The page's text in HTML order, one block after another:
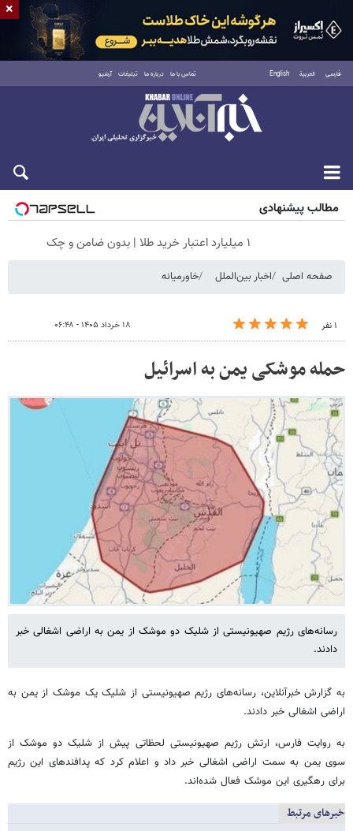
فارسی العربية English تماس با ما درباره ما تبلیغات آرشیو
جمعه ۱۶ مرداد ۱۴۰۵
مطالب پیشنهادی
۱ میلیارد اعتبار خرید طلا | بدون ضامن و چک
صفحه اصلی اخبار بین‌الملل خاورمیانه
۱ نفر ۱۸ خرداد ۱۴۰۵ - ۰۶:۴۸
حمله موشکی یمن به اسرائیل
رسانه‌های رژیم صهیونیستی از شلیک دو موشک از یمن به اراضی اشغالی خبر
دادند.
به گزارش خبرآنلاین، رسانه‌های رژیم صهیونیستی از شلیک یک موشک از یمن به
اراضی اشغالی خبر دادند.
به روایت فارس، ارتش رژیم صهیونیستی لحظاتی پیش از شلیک دو موشک از
سوی یمن به سمت اراضی اشغالی خبر داد و اعلام کرد که پدافندهای این رژیم
برای رهگیری این موشک فعال شده‌اند.
خبرهای مرتبط
×